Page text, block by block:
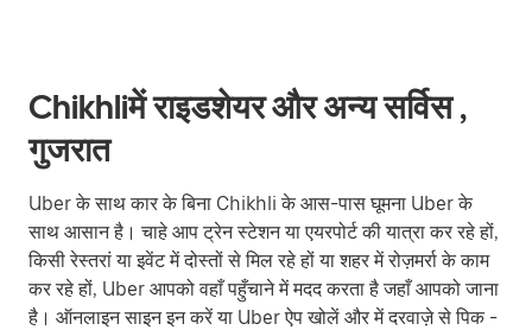
Chikhliमें राइडशेयर और अन्य सर्विस ,
गुजरात
Uber के साथ कार के बिना Chikhli के आस-पास घूमना Uber के
साथ आसान है। चाहे आप ट्रेन स्टेशन या एयरपोर्ट की यात्रा कर रहे हों,
किसी रेस्तरां या इवेंट में दोस्तों से मिल रहे हों या शहर में रोज़मर्रा के काम
कर रहे हों, Uber आपको वहाँ पहुँचाने में मदद करता है जहाँ आपको जाना
है। ऑनलाइन साइन इन करें या Uber ऐप खोलें और में दरवाज़े से पिक -